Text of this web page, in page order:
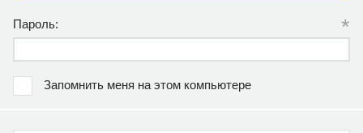
Пароль: *
Запомнить меня на этом компьютере